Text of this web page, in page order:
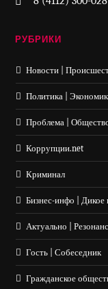
РУБРИКИ
Новости |
Политика |
Проблема |
Коррупции.net
Криминал
Бизнес-инфо | Дикое
Актуально | Резонанс
Гость | Собеседник
Гражданское